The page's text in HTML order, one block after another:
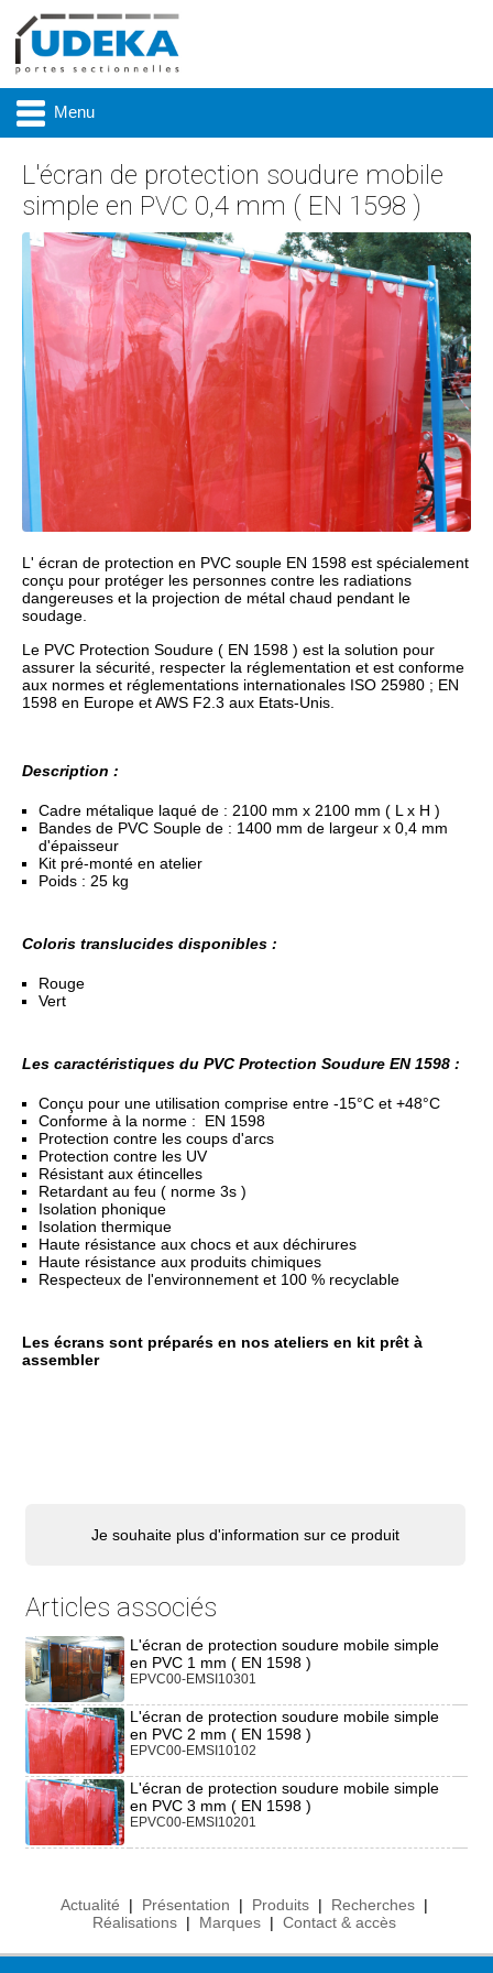
Menu
Actualité
Présentation
Produits
Réalisations
Marques
Contact & accès
L'écran de protection soudure mobile
simple en PVC 0,4 mm ( EN 1598 )
L' écran de protection en PVC souple EN 1598 est spécialement
conçu pour protéger les personnes contre les radiations
dangereuses et la projection de métal chaud pendant le
soudage.
Le PVC Protection Soudure ( EN 1598 ) est la solution pour
assurer la sécurité, respecter la réglementation et est conforme
aux normes et réglementations internationales ISO 25980 ; EN
1598 en Europe et AWS F2.3 aux Etats-Unis.
Description :
Cadre métalique laqué de : 2100 mm x 2100 mm ( L x H )
Bandes de PVC Souple de : 1400 mm de largeur x 0,4 mm
d'épaisseur
Kit pré-monté en atelier
Poids : 25 kg
Coloris translucides disponibles :
Rouge
Vert
Les caractéristiques du PVC Protection Soudure EN 1598 :
Conçu pour une utilisation comprise entre -15°C et +48°C
Conforme à la norme : EN 1598
Protection contre les coups d'arcs
Protection contre les UV
Résistant aux étincelles
Retardant au feu ( norme 3s )
Isolation phonique
Isolation thermique
Haute résistance aux chocs et aux déchirures
Haute résistance aux produits chimiques
Respecteux de l'environnement et 100 % recyclable
Les écrans sont préparés en nos ateliers en kit prêt à
assembler
Je souhaite plus d'information sur ce produit
Articles associés
L'écran de protection soudure mobile simple
en PVC 1 mm ( EN 1598 )
EPVC00-EMSI10301
L'écran de protection soudure mobile simple
en PVC 2 mm ( EN 1598 )
EPVC00-EMSI10102
L'écran de protection soudure mobile simple
en PVC 3 mm ( EN 1598 )
EPVC00-EMSI10201
Actualité | Présentation | Produits | Recherches |
Réalisations | Marques | Contact & accès